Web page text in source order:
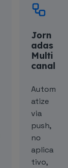
Jorn
adas
Multi
canal
Autom
atize
via
push,
no
aplica
tivo,